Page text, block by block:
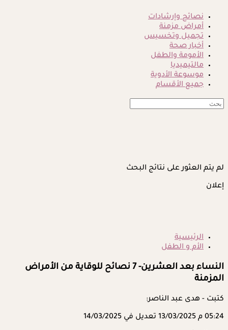
نصائح وإرشادات
أمراض مزمنة
تجميل وتخسيس
أخبار صحة
الأمومة والطفل
مالتيميديا
موسوعة الأدوية
جميع الأقسام
لم يتم العثور على نتائج البحث
إعلان
الرئيسية
الأم و الطفل
النساء بعد العشرين- 7 نصائح للوقاية من الأمراض
المزمنة
كتبت - هدى عبد الناصر:
05:24 م 13/03/2025 تعديل في 14/03/2025